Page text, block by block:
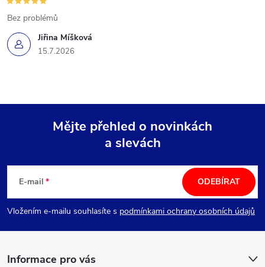
Jiřina Míšková
15.7.2026
Bez problémů
p
a
Mějte přehled o novinkách
a slevách
E-mail
Vložením e-mailu souhlasíte s podmínkami ochrany osobních údajů
ODEBÍRAT
Informace pro vás